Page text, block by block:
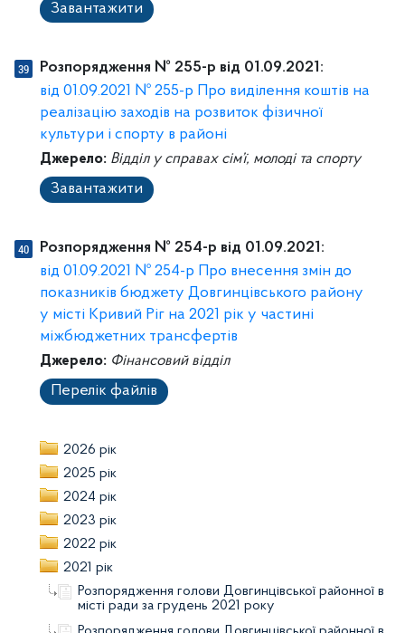
Завантажити
Розпорядження № 255-р від 01.09.2021:
від 01.09.2021 № 255-р Про виділення коштів на
реалізацію заходів на розвиток фізичної
культури і спорту в районі
Джерело: Відділ у справах сім’ї, молоді та спорту
Завантажити
Розпорядження № 254-р від 01.09.2021:
від 01.09.2021 № 254-р Про внесення змін до
показників бюджету Довгинцівського району
у місті Кривий Ріг на 2021 рік у частині
міжбюджетних трансфертів
Джерело: Фінансовий відділ
Перелік файлів
2026 рік
2025 рік
2024 рік
2023 рік
2022 рік
2021 рік
Розпорядження голови Довгинцівської районної в
місті ради за грудень 2021 року